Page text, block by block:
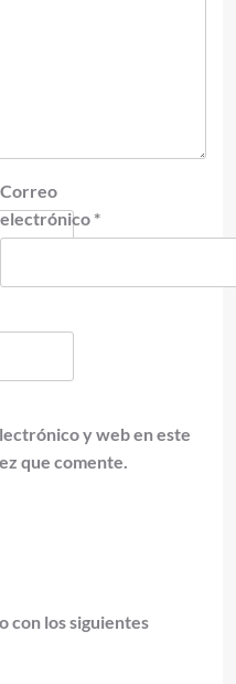
Correo
electrónico *
y web en este
que comente.
con los siguientes